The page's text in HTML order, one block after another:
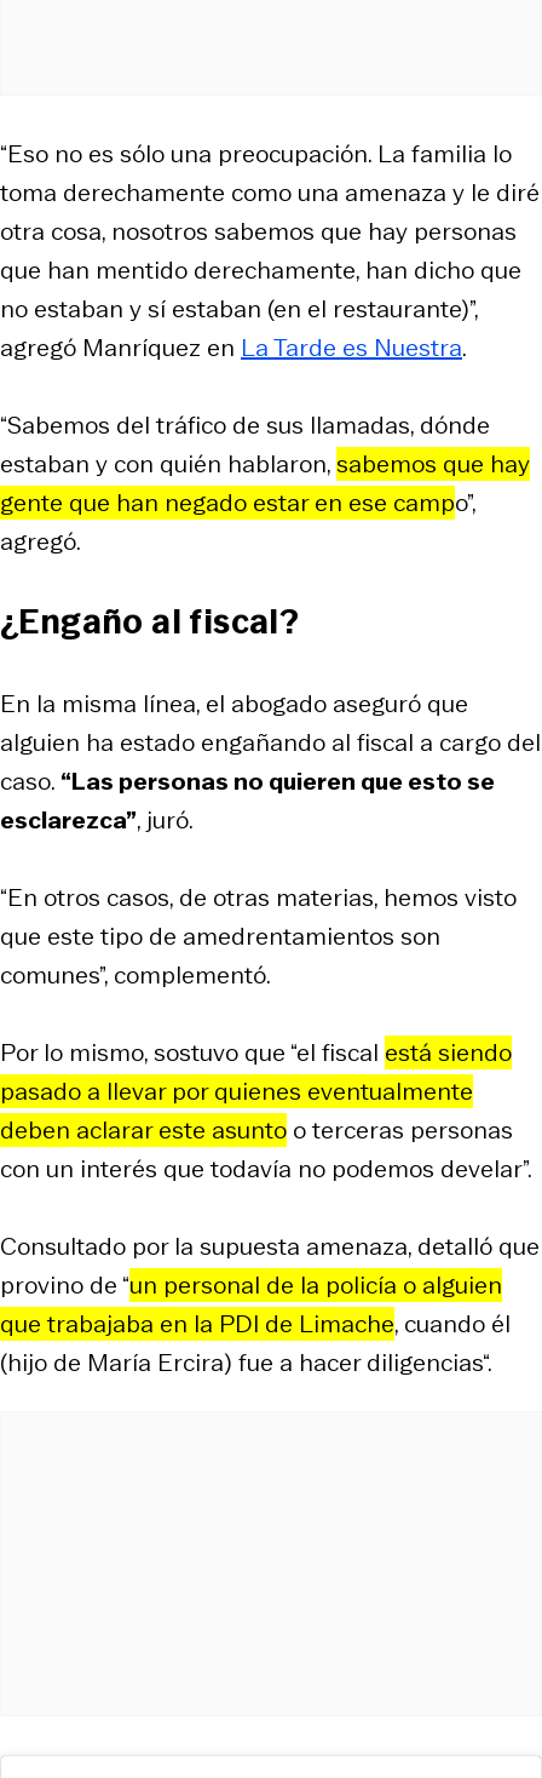
“Eso no es sólo una preocupación. La familia lo
toma derechamente como una amenaza y le diré
otra cosa, nosotros sabemos que hay personas
que han mentido derechamente, han dicho que
no estaban y sí estaban (en el restaurante)”,
agregó Manríquez en La Tarde es Nuestra.
“Sabemos del tráfico de sus llamadas, dónde
estaban y con quién hablaron,sabemos que hay
gente que han negado estar en ese campo”,
agregó.
¿Engaño al fiscal?
En la misma línea, el abogado aseguró que
alguien ha estado engañando al fiscal a cargo del
caso. “Las personas no quieren que esto se
esclarezca”, juró.
“En otros casos, de otras materias, hemos visto
que este tipo de amedrentamientos son
comunes”, complementó.
Por lo mismo, sostuvo que “el fiscal está siendo
pasado a llevar por quienes eventualmente
deben aclarar este asunto o terceras personas
con un interés que todavía no podemos develar”.
Consultado por la supuesta amenaza, detalló que
provino de “un personal de la policía o alguien
que trabajaba en la PDI de Limache, cuando él
(hijo de María Ercira) fue a hacer diligencias“.